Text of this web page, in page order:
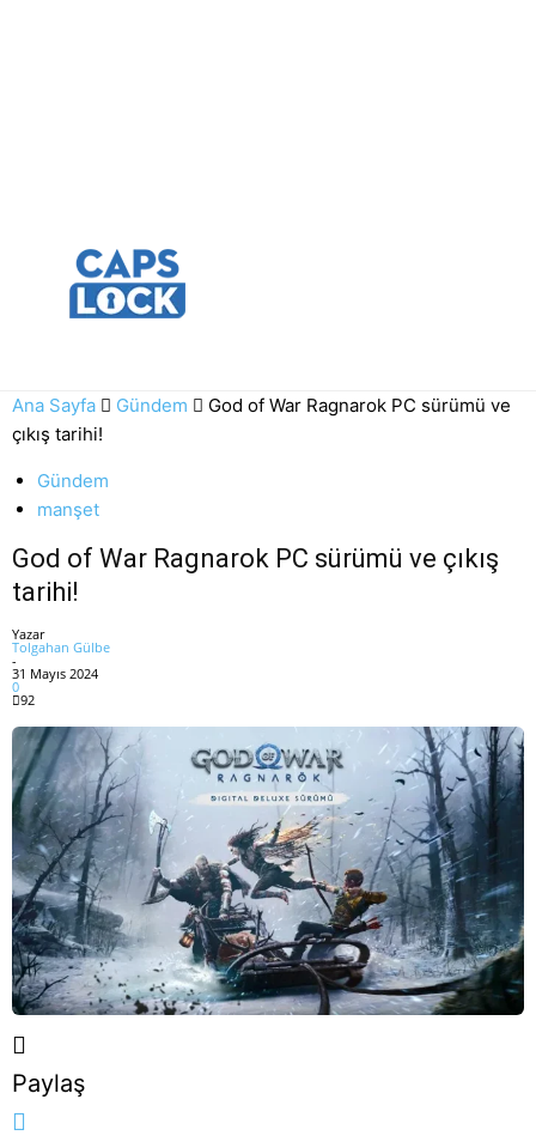
Ana Sayfa Gündem
God of War Ragnarok PC sürümü ve
çıkış tarihi!
Gündem
manşet
God of War Ragnarok PC sürümü ve çıkış
tarihi!
Yazar
Tolgahan Gülbe
-
31 Mayıs 2024
0
92
Paylaş